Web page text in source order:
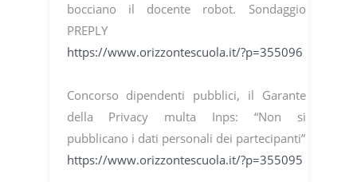
bocciano il docente robot. Sondaggio
PREPLY
https://www.orizzontescuola.it/?p=355096
Concorso dipendenti pubblici, il Garante
della Privacy multa Inps: “Non si
pubblicano i dati personali dei partecipanti”
https://www.orizzontescuola.it/?p=355095